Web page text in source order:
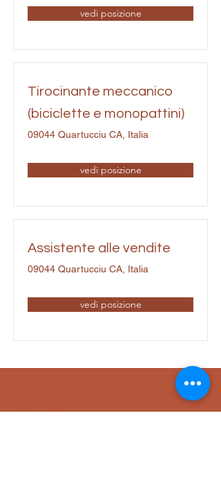
vedi posizione
Tirocinante meccanico
(biciclette e monopattini)
09044 Quartucciu CA, Italia
vedi posizione
Assistente alle vendite
09044 Quartucciu CA, Italia
vedi posizione
Bici Center